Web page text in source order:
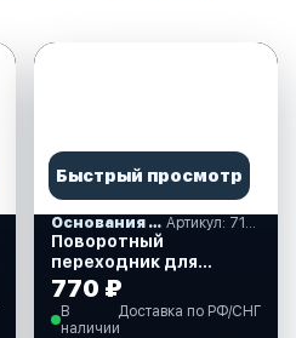
Быстрый просмотр
Основания под сиденья
Поворотный
переходник для
сидений (710151)
770 ₽
В
наличии
Доставка по РФ/СНГ